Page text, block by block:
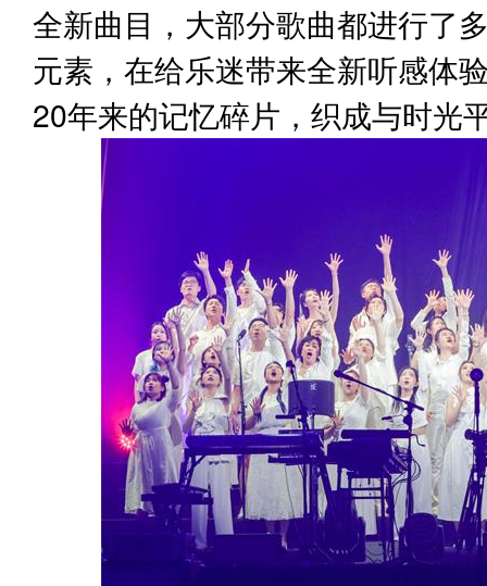
全新曲目，大部分歌曲都进行了
元素，在给乐迷带来全新听感体
20年来的记忆碎片，织成与时光